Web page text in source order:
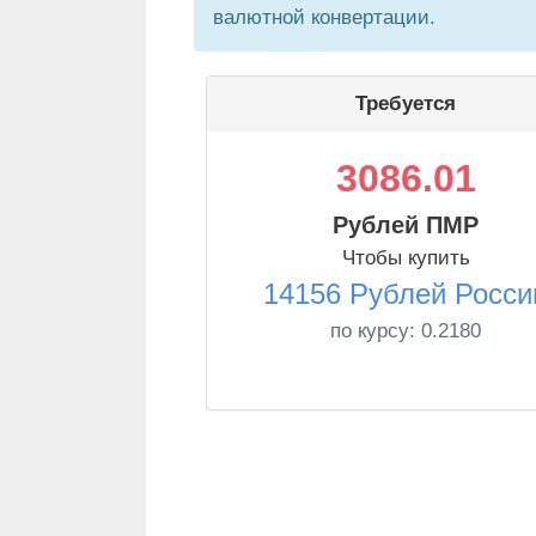
валютной конвертации.
Требуется
3086.01
Рублей ПМР
Чтобы купить
14156 Рублей
по курсу: 0.2180